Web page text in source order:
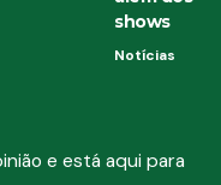
shows
Notícias
e está aqui para